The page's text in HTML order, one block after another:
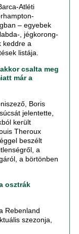
Atléti
– egyebek
, jégkorong-
keddre a
listája.
csalta meg
már a
Boris
jelentette,
került
Theroux
beszélt
a
a börtönben
osztrák
Rebenland
szezonja,